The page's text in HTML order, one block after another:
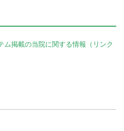
ム掲載の当院に関する情報（リンク